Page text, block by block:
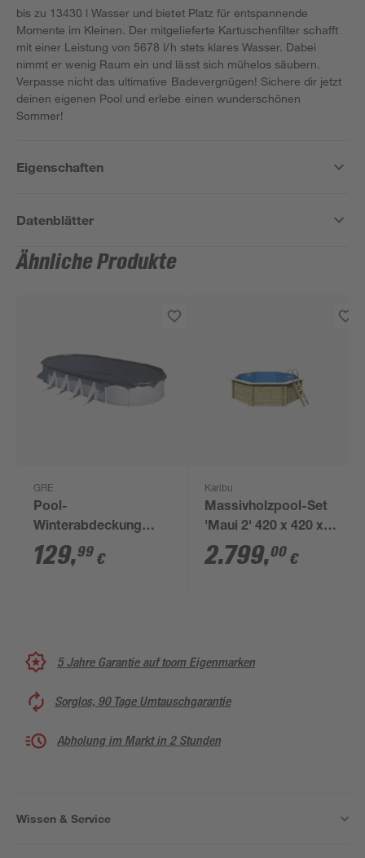
bis zu 13430 l Wasser und bietet Platz für entspannende
Momente im Kleinen. Der mitgelieferte Kartuschenfilter schafft
mit einer Leistung von 5678 l/h stets klares Wasser. Dabei
nimmt er wenig Raum ein und lässt sich mühelos säubern.
Verpasse nicht das ultimative Badevergnügen! Sichere dir jetzt
deinen eigenen Pool und erlebe einen wunderschönen
Sommer!
Eigenschaften
Datenblätter
Ähnliche Produkte
GRE
Pool-
Winterabdeckung
schwarz 410 x 610 cm
129,99 €
Karibu
Massivholzpool-Set
'Maui 2' 420 x 420 x
124 cm mit
Edelstahlleiter und
2.799,00 €
5 Jahre Garantie auf toom Eigenmarken
Sorglos, 90 Tage Umtauschgarantie
Abholung im Markt in 2 Stunden
Wissen & Service